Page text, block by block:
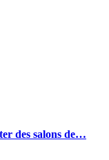
des salons de…